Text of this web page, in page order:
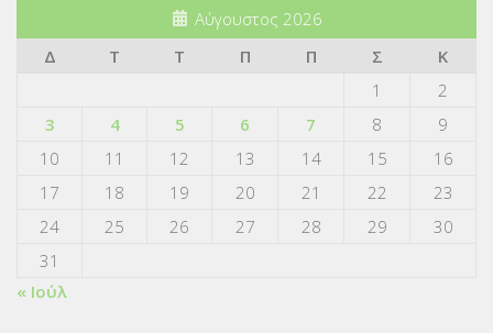
Αύγουστος 2026
Δ
Τ Τ Π Π Σ
Κ
1
2
3
4 5 6 7 8
9
10
11 12 13 14 15
16
17
18 19 20 21 22
23
24
25 26 27 28 29
30
31
« Ιούλ